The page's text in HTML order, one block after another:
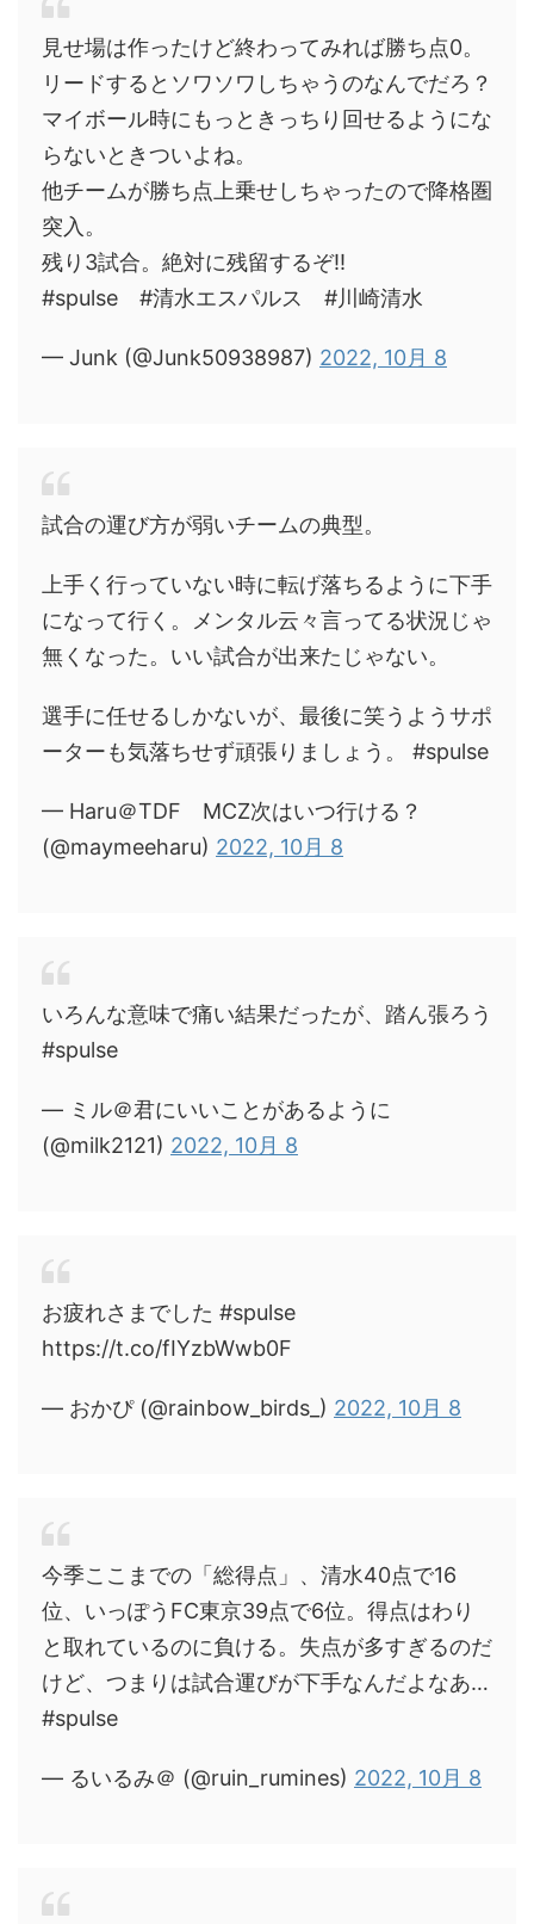
見せ場は作ったけど終わってみれば勝ち点0。
リードするとソワソワしちゃうのなんでだろ？
マイボール時にもっときっちり回せるようにな
らないときついよね。
他チームが勝ち点上乗せしちゃったので降格圏
突入。
残り3試合。絶対に残留するぞ!!
#spulse #清水エスパルス #川崎清水
— Junk (@Junk50938987) 2022, 10月 8
試合の運び方が弱いチームの典型。
上手く行っていない時に転げ落ちるように下手
になって行く。メンタル云々言ってる状況じゃ
無くなった。いい試合が出来たじゃない。
選手に任せるしかないが、最後に笑うようサポ
ーターも気落ちせず頑張りましょう。 #spulse
— Haru＠TDF MCZ次はいつ行ける？
(@maymeeharu) 2022, 10月 8
いろんな意味で痛い結果だったが、踏ん張ろう
#spulse
— ミル＠君にいいことがあるように
(@milk2121) 2022, 10月 8
お疲れさまでした #spulse
https://t.co/fIYzbWwb0F
— おかぴ (@rainbow_birds_) 2022, 10月 8
今季ここまでの「総得点」、清水40点で16
位、いっぽうFC東京39点で6位。得点はわり
と取れているのに負ける。失点が多すぎるのだ
けど、つまりは試合運びが下手なんだよなあ…
#spulse
— るいるみ＠ (@ruin_rumines) 2022, 10月 8